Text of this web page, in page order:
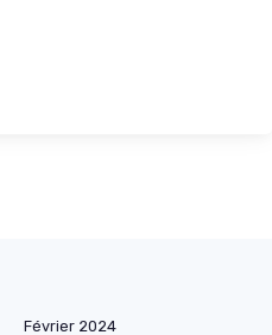
Février 2024